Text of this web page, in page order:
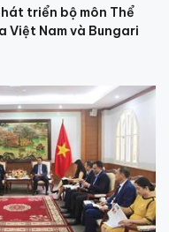
triển bộ môn Thể
Việt Nam và Bungari